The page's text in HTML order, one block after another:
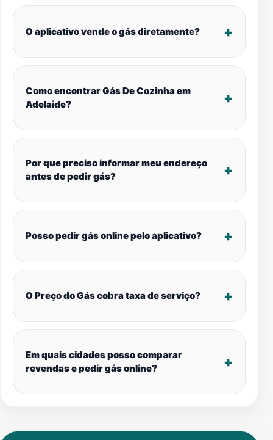
O aplicativo vende o gás diretamente?
Como encontrar Gás De Cozinha em
Adelaide?
Por que preciso informar meu endereço
antes de pedir gás?
Posso pedir gás online pelo aplicativo?
O Preço do Gás cobra taxa de serviço?
Em quais cidades posso comparar
revendas e pedir gás online?